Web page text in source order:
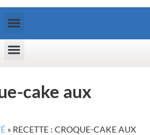
cake aux
» RECETTE : CROQUE-CAKE AUX